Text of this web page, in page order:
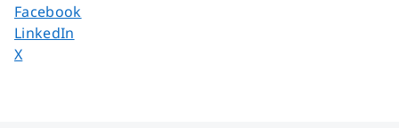
Dela sidan på
Facebook
Dela sidan på
LinkedIn
Dela sidan på
X